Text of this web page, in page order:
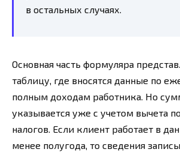
в остальных случаях.
Основная часть формуляра
таблицу, где вносятся данные по
полным доходам работника. Но
указывается уже с учетом вычета
налогов. Если клиент работает в
менее полугода, то сведения